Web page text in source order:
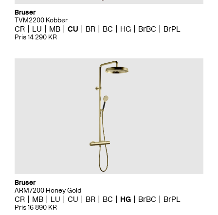
Bruser
TVM2200 Kobber
CR LU MB CU BR BC HG BrBC BrPL
Pris 14 290 KR
Bruser
ARM7200 Honey Gold
CR MB LU CU BR BC HG BrBC BrPL
Pris 16 890 KR